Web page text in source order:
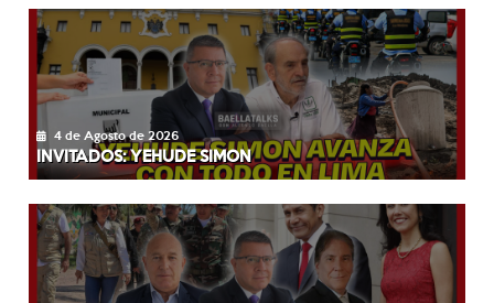
4 de Agosto de 2026
INVITADOS: YEHUDE SIMON